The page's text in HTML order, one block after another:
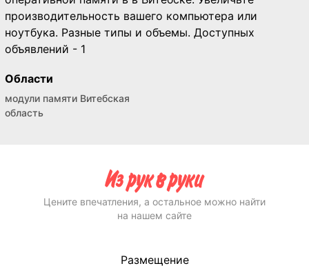
производительность вашего компьютера или
ноутбука. Разные типы и объемы. Доступных
объявлений - 1
Области
модули памяти Витебская
область
Цените впечатления, а остальное можно найти
на нашем сайте
Размещение